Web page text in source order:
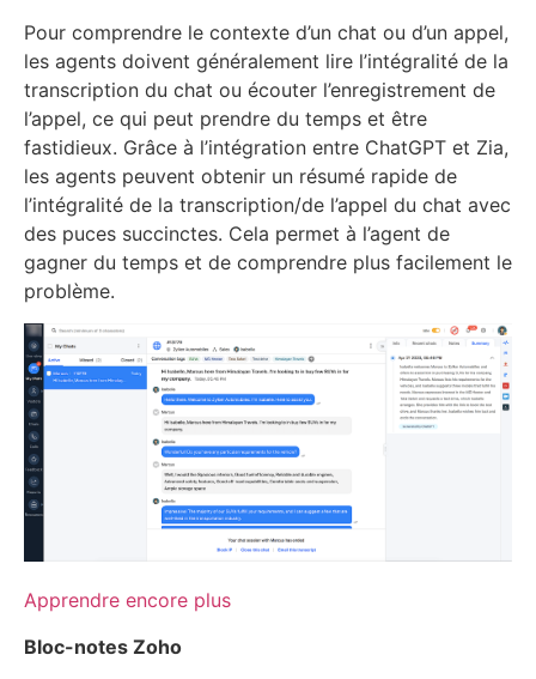
Pour comprendre le contexte d’un chat ou d’un appel,
les agents doivent généralement lire l’intégralité de la
transcription du chat ou écouter l’enregistrement de
l’appel, ce qui peut prendre du temps et être
fastidieux. Grâce à l’intégration entre ChatGPT et Zia,
les agents peuvent obtenir un résumé rapide de
l’intégralité de la transcription/de l’appel du chat avec
des puces succinctes. Cela permet à l’agent de
gagner du temps et de comprendre plus facilement le
problème.
Apprendre encore plus
Bloc-notes Zoho